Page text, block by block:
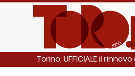
Torino, UFFICIALE il